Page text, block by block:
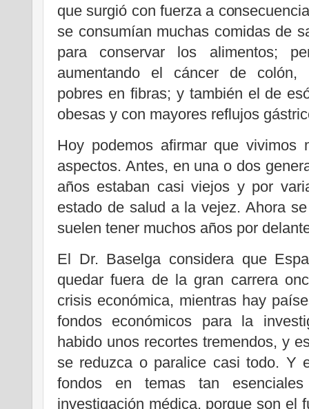
que surgió con fuerza a
se consumían muchas comidas de
para conservar los alimentos;
aumentando el cáncer de colón,
pobres en fibras; y también el de
obesas y con mayores reflujos
Hoy podemos afirmar que vivimos
aspectos. Antes, en una o dos
años estaban casi viejos y por
estado de salud a la vejez. Ahora
suelen tener muchos años por
El Dr. Baselga considera que
quedar fuera de la gran carrera
crisis económica, mientras hay
fondos económicos para la
habido unos recortes tremendos, y
se reduzca o paralice casi todo. Y
fondos en temas tan
investigación médica, porque son el